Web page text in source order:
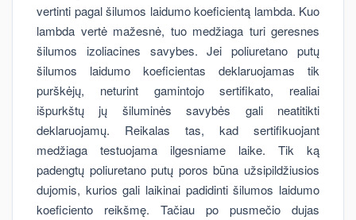
vertinti pagal šilumos laidumo koeficientą lambda. Kuo
lambda vertė mažesnė, tuo medžiaga turi geresnes
šilumos izoliacines savybes. Jei poliuretano putų
šilumos laidumo koeficientas deklaruojamas tik
purškėjų, neturint gamintojo sertifikato, realiai
išpurkštų jų šiluminės savybės gali neatitikti
deklaruojamų. Reikalas tas, kad sertifikuojant
medžiaga testuojama ilgesniame laike. Tik ką
padengtų poliuretano putų poros būna užsipildžiusios
dujomis, kurios gali laikinai padidinti šilumos laidumo
koeficiento reikšmę. Tačiau po pusmečio dujas